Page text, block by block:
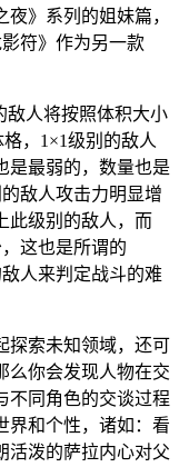
》系列的姐妹篇，
符》作为另一款
敌人将按照体积大小
，1×1级别的敌人
是最弱的，数量也是
敌人攻击力明显增
此级别的敌人，而
这也是所谓的
人来判定战斗的难
探索未知领域，还可
么你会发现人物在交
不同角色的交谈过程
界和个性，诸如：看
活泼的萨拉内心对父